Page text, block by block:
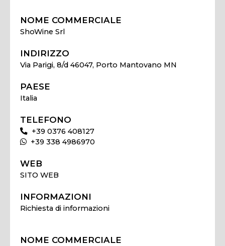
NOME COMMERCIALE
ShoWine Srl
INDIRIZZO
Via Parigi, 8/d 46047, Porto Mantovano MN
PAESE
Italia
TELEFONO
+39 0376 408127
+39 338 4986970
WEB
SITO WEB
INFORMAZIONI
Richiesta di informazioni
NOME COMMERCIALE